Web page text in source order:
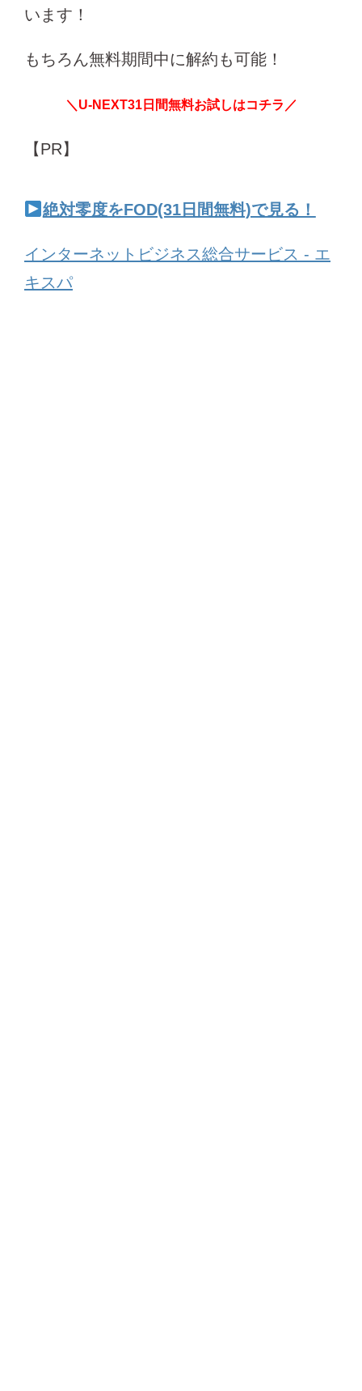
います！
もちろん無料期間中に解約も可能！
＼U-NEXT31日間無料お試しはコチラ／
【PR】
絶対零度をFOD(31日間無料)で見る！
インターネットビジネス総合サービス - エ
キスパ